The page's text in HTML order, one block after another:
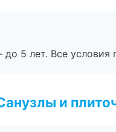
5 лет. Все условия
и